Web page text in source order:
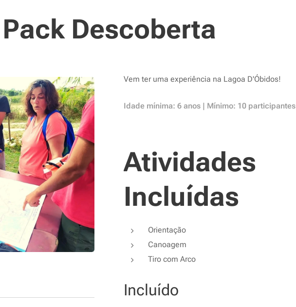
Pack Descoberta
Vem ter uma experiência na Lagoa D'Óbidos!
Idade mínima: 6 anos | Mínimo: 10 participantes
Atividades
Incluídas
Orientação
Canoagem
Tiro com Arco
Incluído